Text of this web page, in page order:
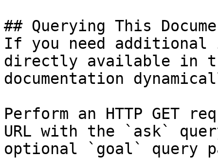
## Querying This
If you need
directly available in
documentation
Perform an HTTP GET
URL with the `ask`
optional `goal` query